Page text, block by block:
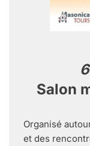
Salon
Organisé
et des